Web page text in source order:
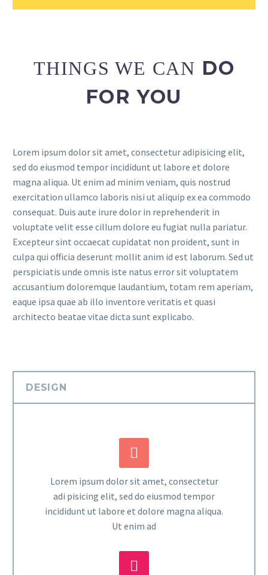
THINGS WE CAN DO
FOR YOU
Lorem ipsum dolor sit amet, consectetur adipisicing elit,
sed do eiusmod tempor incididunt ut labore et dolore
magna aliqua. Ut enim ad minim veniam, quis nostrud
exercitation ullamco laboris nisi ut aliquip ex ea commodo
consequat. Duis aute irure dolor in reprehenderit in
voluptate velit esse cillum dolore eu fugiat nulla pariatur.
Excepteur sint occaecat cupidatat non proident, sunt in
culpa qui officia deserunt mollit anim id est laborum. Sed ut
perspiciatis unde omnis iste natus error sit voluptatem
accusantium doloremque laudantium, totam rem aperiam,
eaque ipsa quae ab illo inventore veritatis et quasi
architecto beatae vitae dicta sunt explicabo.
DESIGN


Lorem ipsum dolor sit amet, consectetur
adi pisicing elit, sed do eiusmod tempor
incididunt ut labore et dolore magna aliqua.
Ut enim ad

